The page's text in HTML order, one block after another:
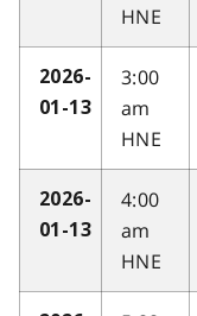
HNE
2026-
01-13
3:00
am
HNE
2026-
01-13
4:00
am
HNE